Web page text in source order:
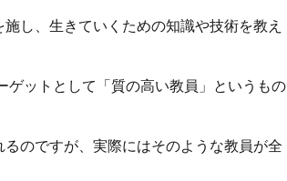
し、生きていくための知識や技術を教え
ゲットとして「質の高い教員」というもの
のですが、実際にはそのような教員が全